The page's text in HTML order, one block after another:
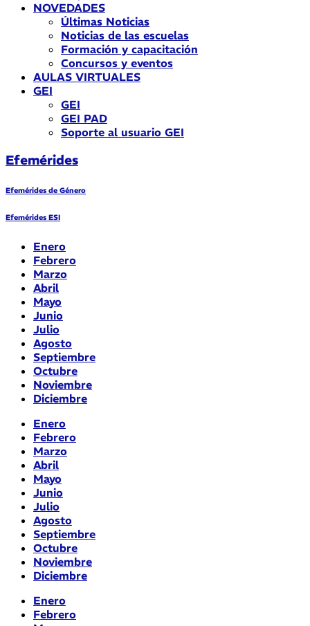
NOVEDADES
Últimas Noticias
Noticias de las escuelas
Formación y capacitación
Concursos y eventos
AULAS VIRTUALES
GEI
GEI
GEI PAD
Soporte al usuario GEI
Efemérides
Efemérides de Género
Efemérides ESI
Enero
Febrero
Marzo
Abril
Mayo
Junio
Julio
Agosto
Septiembre
Octubre
Noviembre
Diciembre
Enero
Febrero
Marzo
Abril
Mayo
Junio
Julio
Agosto
Septiembre
Octubre
Noviembre
Diciembre
Enero
Febrero